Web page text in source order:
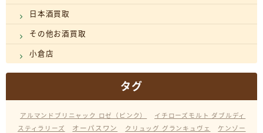
日本酒買取
その他お酒買取
小倉店
タグ
アルマンドブリニャック ロゼ（ピンク）
イチローズモルト ダブルディ
スティラリーズ
オーパスワン クリュッグ グランキュヴェ
ケンゾー